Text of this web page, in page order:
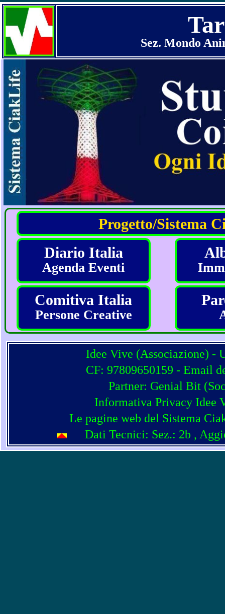
Sez. Mondo
Progetto/Sistema
Diario Italia
Agenda Eventi
Comitiva Italia
Persone Creative
Idee Vive (Associazione) -
CF: 97809650159 - Email
Partner: Genial Bit (
Informativa Privacy Idee
Le pagine web del Sistema
Dati Tecnici: Sez.: 2b ,